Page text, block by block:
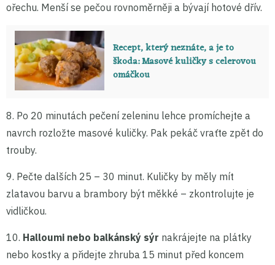
ořechu. Menší se pečou rovnoměrněji a bývají hotové dřív.
Recept, který neznáte, a je to
škoda: Masové kuličky s celerovou
omáčkou
8. Po 20 minutách pečení zeleninu lehce promíchejte a
navrch rozložte masové kuličky. Pak pekáč vraťte zpět do
trouby.
9. Pečte dalších 25 – 30 minut. Kuličky by měly mít
zlatavou barvu a brambory být měkké – zkontrolujte je
vidličkou.
10. Halloumi nebo balkánský sýr nakrájejte na plátky
nebo kostky a přidejte zhruba 15 minut před koncem